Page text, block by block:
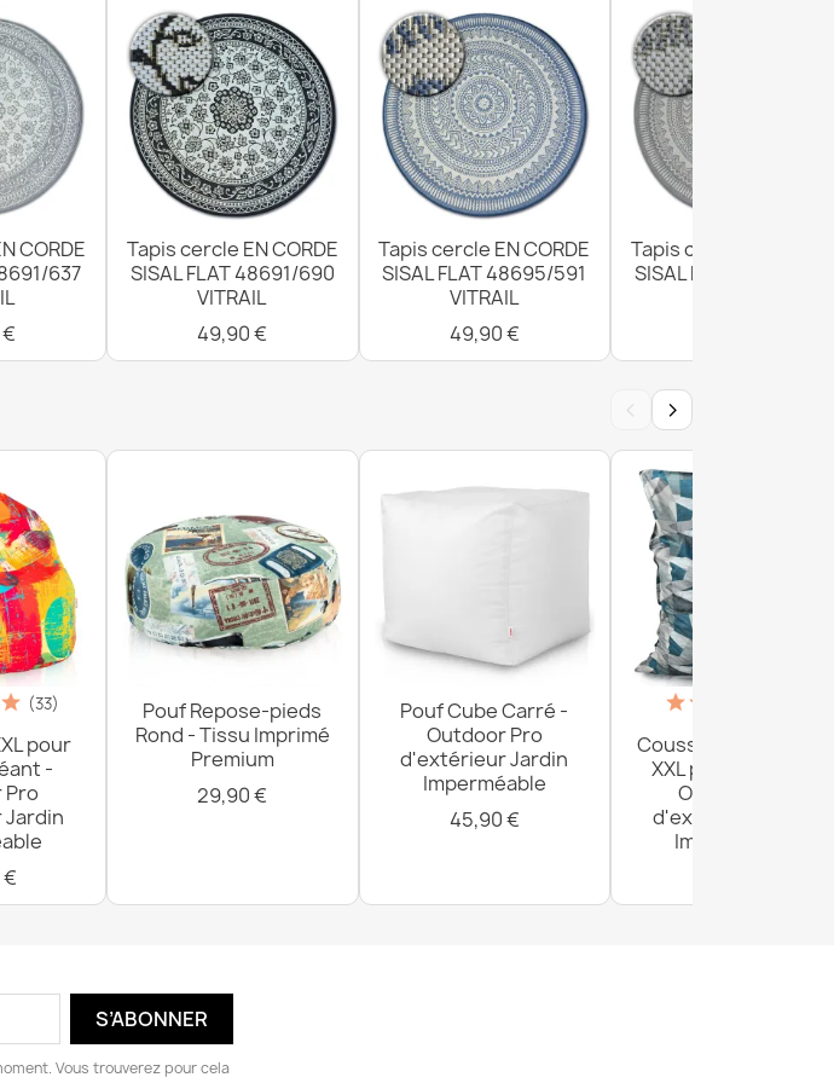
Tapis EN CORDE SISAL SION rond A5165A Mélange tissage
plat naturel
31,90 €
Tapis EN CORDE SISAL SION rond A5165A Mélange tissage
plat écru / crème
31,90 €
25,90 €
CORDE
637
Tapis cercle EN CORDE
SISAL FLAT 48691/690
VITRAIL
49,90 €
Tapis cercle EN CORDE
SISAL FLAT 48695/591
VITRAIL
49,90 €
Tapis cercle EN
SISAL FLAT 48695/
‹ ›
(33)
pour
-
Pro
€
Pouf Repose-pieds
Rond - Tissu Imprimé
Premium
29,90 €
Pouf Cube Carré -
Outdoor Pro
d'extérieur Jardin
Imperméable
45,90 €
Coussin de Sol
XXL pour adultes -
Outdoor Pro
d'extérieur Jardin
Imperméable
Vous trouverez pour cela